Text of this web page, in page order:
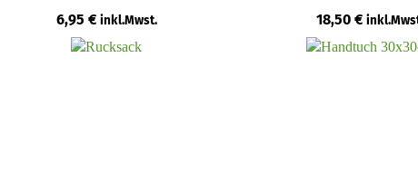
6,95 € inkl.Mwst. 18,50 €